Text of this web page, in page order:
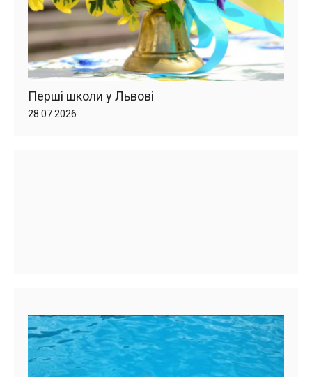
Перші школи у Львові
28.07.2026